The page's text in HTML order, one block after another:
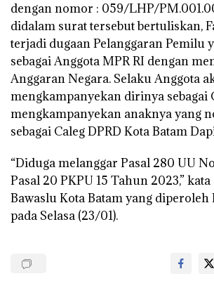
dengan nomor : 059/LHP/
didalam surat tersebut bertuliskan,
terjadi dugaan Pelanggaran Pemilu
sebagai Anggota MPR RI dengan
Anggaran Negara. Selaku Anggota
mengkampanyekan dirinya sebagai
mengkampanyekan anaknya yang
sebagai Caleg DPRD Kota Batam
“Diduga melanggar Pasal 280 UU
Pasal 20 PKPU 15 Tahun 2023,”
Bawaslu Kota Batam yang diperoleh
pada Selasa (23/01).